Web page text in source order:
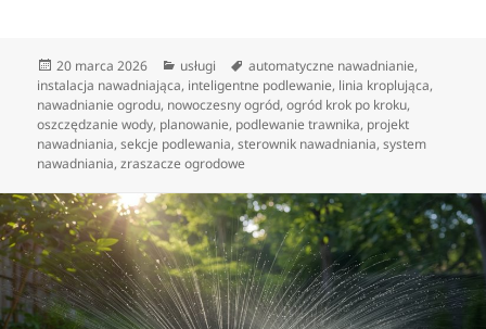
Data
publikacji
20 marca 2026 Kategorie
usługi Tagi
automatyczne nawadnianie,
instalacja nawadniająca, inteligentne podlewanie, linia kroplująca,
nawadnianie ogrodu, nowoczesny ogród,ogród krok po kroku,
oszczędzanie wody, planowanie, podlewanie trawnika, projekt
nawadniania,sekcje podlewania,sterownik nawadniania,system
nawadniania,zraszacze ogrodowe